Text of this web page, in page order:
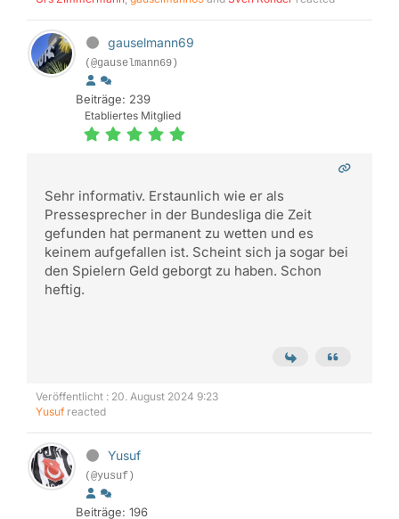
gauselmann69
(@gauselmann69)
Beiträge: 239
Etabliertes Mitglied
Sehr informativ. Erstaunlich wie er als
Pressesprecher in der Bundesliga die Zeit
gefunden hat permanent zu wetten und es
keinem aufgefallen ist. Scheint sich ja sogar bei
den Spielern Geld geborgt zu haben. Schon
heftig.
Veröffentlicht : 20. August 2024 9:23
Yusuf reacted
Yusuf
(@yusuf)
Beiträge: 196